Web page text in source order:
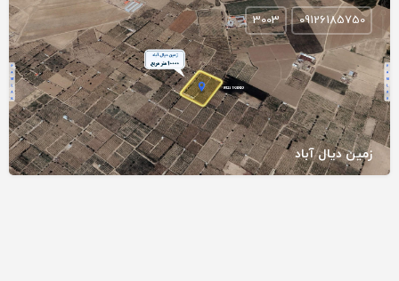
زمین دیال آباد
09126185750
3003